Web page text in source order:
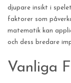
djupare insikt i
faktorer som
matematik kan
och dess bredare
Vanliga